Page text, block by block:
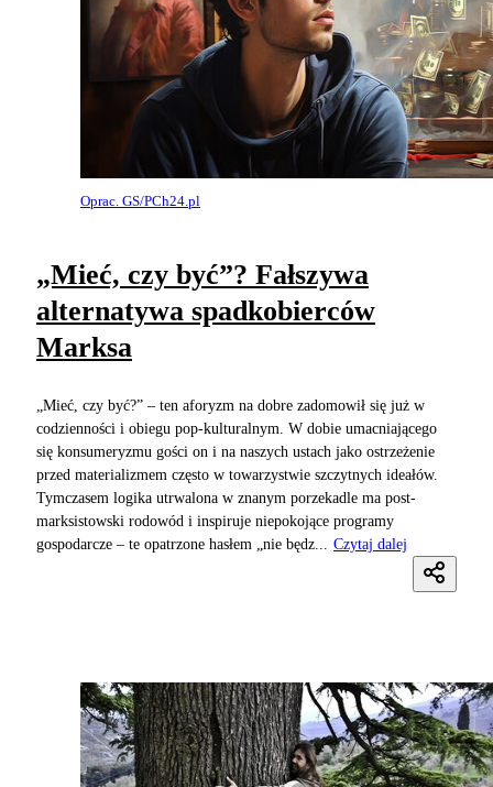
Oprac. GS/PCh24.pl
„Mieć, czy być”? Fałszywa
alternatywa spadkobierców
Marksa
„Mieć, czy być?” – ten aforyzm na dobre zadomowił się już w
codzienności i obiegu pop-kulturalnym. W dobie umacniającego
się konsumeryzmu gości on i na naszych ustach jako ostrzeżenie
przed materializmem często w towarzystwie szczytnych ideałów.
Tymczasem logika utrwalona w znanym porzekadle ma post-
marksistowski rodowód i inspiruje niepokojące programy
gospodarcze – te opatrzone hasłem „nie będz...
Czytaj dalej